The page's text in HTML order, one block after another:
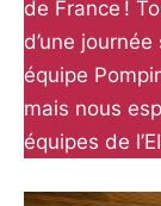
de France !
d’une
équipe
mais nous
équipes de